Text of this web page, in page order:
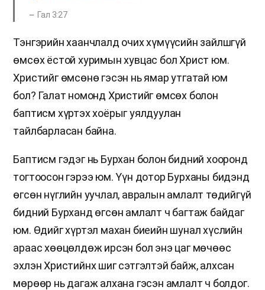
Гал 3:27
Тэнгэрийн хаанчлалд очих хүмүүсийн зайлшгүй
өмсөх ёстой хуримын хувцас бол Христ юм.
Христийг өмсөнө гэсэн нь ямар утгатай юм
бол? Галат номонд Христийг өмсөх болон
баптисм хүртэх хоёрыг уялдуулан
тайлбарласан байна.
Баптисм гэдэг нь Бурхан болон бидний хооронд
тогтоосон гэрээ юм. Үүн дотор Бурханы бидэнд
өгсөн нүглийн уучлал, авралын амлалт төдийгүй
бидний Бурханд өгсөн амлалт ч багтаж байдаг
юм. Өдийг хүртэл махан биеийн шунал хүслийн
араас хөөцөлдөж ирсэн бол энэ цаг мөчөөс
эхлэн Христийнх шиг сэтгэлтэй байж, алхсан
мөрөөр нь дагаж алхана гэсэн амлалт ч болдог.